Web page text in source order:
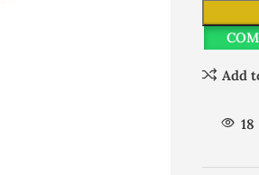
Add
18